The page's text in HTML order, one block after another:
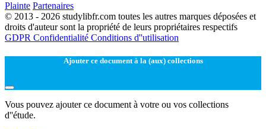
Plainte Partenaires
© 2013 - 2026 studylibfr.com toutes les autres marques déposées et
droits d'auteur sont la propriété de leurs propriétaires respectifs
GDPR Confidentialité Conditions d''utilisation
Ajouter ce document à la (aux) collections
Vous pouvez ajouter ce document à votre ou vos collections
d''étude.